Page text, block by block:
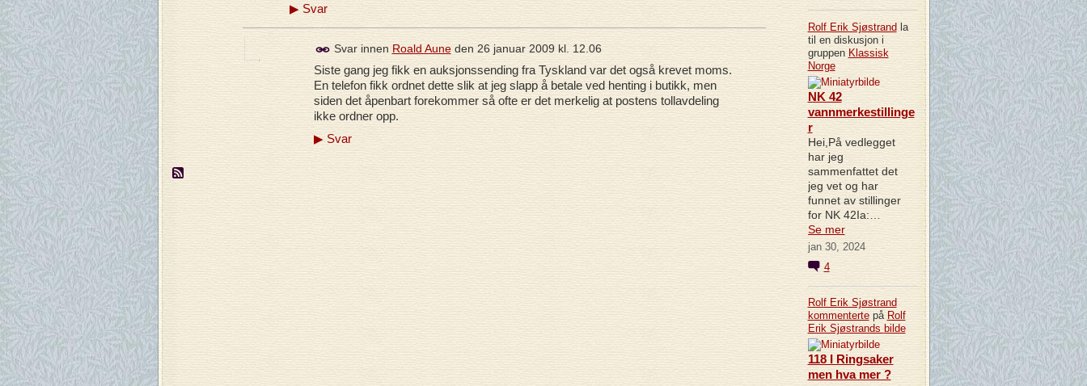
▶Svar
Svar innen Roald Auneden 26 januar 2009 kl. 12.06
Siste gang jeg fikk en auksjonssending fra Tyskland var det også krevet moms.
En telefon fikk ordnet dette slik at jeg slapp å betale ved henting i butikk, men
siden det åpenbart forekommer så ofte er det merkelig at postens tollavdeling
ikke ordner opp.
▶Svar
Rolf Erik Sjøstrand la
til en diskusjon i
gruppen Klassisk
Norge
NK 42
vannmerkestillinge
r
Hei,På vedlegget
har jeg
sammenfattet det
jeg vet og har
funnet av stillinger
for NK 42Ia:…
Se mer
jan 30, 2024
4
Rolf Erik Sjøstrand
kommentertepå Rolf
Erik Sjøstrandsbilde
118 I Ringsaker
men hva mer ?